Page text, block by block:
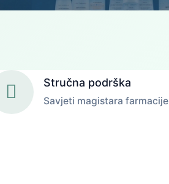
Stručna podrška
Savjeti magistara farmacije